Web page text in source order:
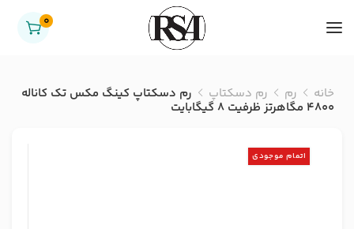
0
خانه رم رم دسکتاپ رم دسکتاپ کینگ مکس تک کاناله
4800 مگاهرتز ظرفیت 8 گیگابایت
اتمام موجودی